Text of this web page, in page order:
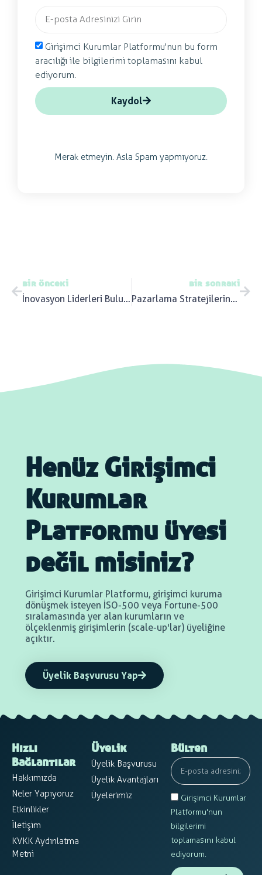
Girişimci Kurumlar Platformu'nun bu form
aracılığı ile bilgilerimi toplamasını kabul
ediyorum.
Kaydol
Merak etmeyin. Asla Spam yapmıyoruz.
bir önceki
İnovasyon Liderleri Buluşması – Soner Canko
bir sonraki
Pazarlama Stratejilerinde Yükselen Trend “Podcast”
Henüz Girişimci
Kurumlar
Platformu üyesi
değil misiniz?
Girişimci Kurumlar Platformu, girişimci kuruma
dönüşmek isteyen İSO-500 veya Fortune-500
sıralamasında yer alan kurumların ve
ölçeklenmiş girişimlerin (scale-up'lar) üyeliğine
açıktır.
Üyelik Başvurusu Yap
Hızlı
Bağlantılar
Hakkımızda
Neler Yapıyoruz
Etkinlikler
İletişim
KVKK Aydınlatma
Metni
Üyelik
Üyelik Başvurusu
Üyelik Avantajları
Üyelerimiz
Bülten
Girişimci Kurumlar
Platformu'nun
bilgilerimi
toplamasını kabul
ediyorum.